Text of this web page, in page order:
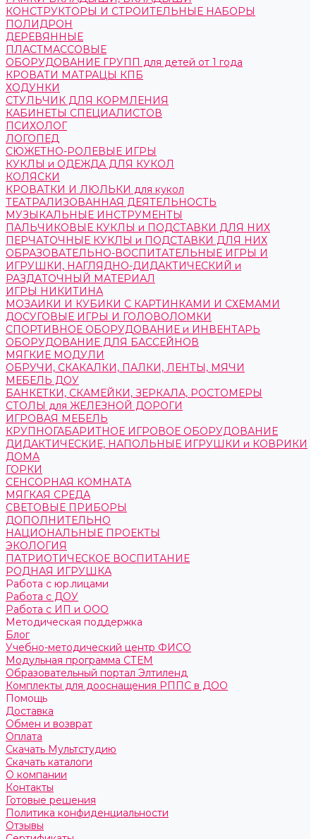
КОНСТРУКТОРЫ И СТРОИТЕЛЬНЫЕ НАБОРЫ
ПОЛИДРОН
ДЕРЕВЯННЫЕ
ПЛАСТМАССОВЫЕ
ОБОРУДОВАНИЕ ГРУПП для детей от 1 года
КРОВАТИ МАТРАЦЫ КПБ
ХОДУНКИ
СТУЛЬЧИК ДЛЯ КОРМЛЕНИЯ
КАБИНЕТЫ СПЕЦИАЛИСТОВ
ПСИХОЛОГ
ЛОГОПЕД
СЮЖЕТНО-РОЛЕВЫЕ ИГРЫ
КУКЛЫ и ОДЕЖДА ДЛЯ КУКОЛ
КОЛЯСКИ
КРОВАТКИ И ЛЮЛЬКИ для кукол
ТЕАТРАЛИЗОВАННАЯ ДЕЯТЕЛЬНОСТЬ
МУЗЫКАЛЬНЫЕ ИНСТРУМЕНТЫ
ПАЛЬЧИКОВЫЕ КУКЛЫ и ПОДСТАВКИ ДЛЯ НИХ
ПЕРЧАТОЧНЫЕ КУКЛЫ и ПОДСТАВКИ ДЛЯ НИХ
ОБРАЗОВАТЕЛЬНО-ВОСПИТАТЕЛЬНЫЕ ИГРЫ И
ИГРУШКИ, НАГЛЯДНО-ДИДАКТИЧЕСКИЙ и
РАЗДАТОЧНЫЙ МАТЕРИАЛ
ИГРЫ НИКИТИНА
МОЗАИКИ И КУБИКИ С КАРТИНКАМИ И СХЕМАМИ
ДОСУГОВЫЕ ИГРЫ И ГОЛОВОЛОМКИ
СПОРТИВНОЕ ОБОРУДОВАНИЕ и ИНВЕНТАРЬ
ОБОРУДОВАНИЕ ДЛЯ БАССЕЙНОВ
МЯГКИЕ МОДУЛИ
ОБРУЧИ, СКАКАЛКИ, ПАЛКИ, ЛЕНТЫ, МЯЧИ
МЕБЕЛЬ ДОУ
БАНКЕТКИ, СКАМЕЙКИ, ЗЕРКАЛА, РОСТОМЕРЫ
СТОЛЫ для ЖЕЛЕЗНОЙ ДОРОГИ
ИГРОВАЯ МЕБЕЛЬ
КРУПНОГАБАРИТНОЕ ИГРОВОЕ ОБОРУДОВАНИЕ
ДИДАКТИЧЕСКИЕ, НАПОЛЬНЫЕ ИГРУШКИ и КОВРИКИ
ДОМА
ГОРКИ
СЕНСОРНАЯ КОМНАТА
МЯГКАЯ СРЕДА
СВЕТОВЫЕ ПРИБОРЫ
ДОПОЛНИТЕЛЬНО
НАЦИОНАЛЬНЫЕ ПРОЕКТЫ
ЭКОЛОГИЯ
ПАТРИОТИЧЕСКОЕ ВОСПИТАНИЕ
РОДНАЯ ИГРУШКА
Работа с юр.лицами
Работа с ДОУ
Работа с ИП и ООО
Методическая поддержка
Блог
Учебно-методический центр ФИСО
Модульная программа СТЕМ
Образовательный портал Элтиленд
Комплекты для дооснащения РППС в ДОО
Помощь
Доставка
Обмен и возврат
Оплата
Скачать Мультстудию
Скачать каталоги
О компании
Контакты
Готовые решения
Политика конфиденциальности
Отзывы